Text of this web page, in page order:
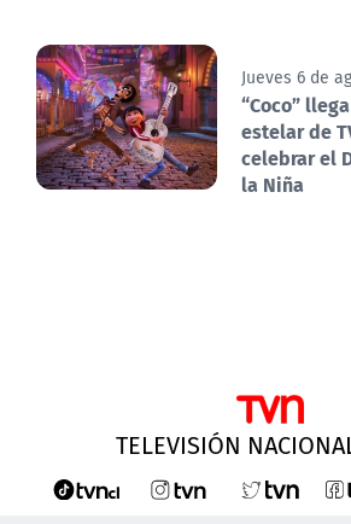
Jueves 6 de
“Coco”
estelar de
celebrar el
la Niña
TELEVISIÓN